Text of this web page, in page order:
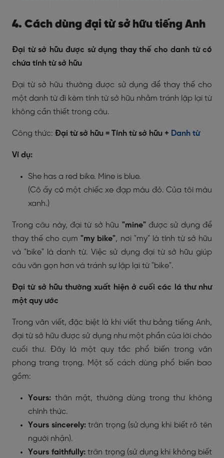
4. Cách dùng đại từ sở hữu tiếng Anh
Đại từ sở hữu được sử dụng thay thế cho danh từ có
chứa tính từ sở hữu
Đại từ sở hữu thường được sử dụng để thay thế cho
một danh từ đi kèm tính từ sở hữu nhằm tránh lặp lại từ
không cần thiết trong câu.
Công thức: Đại từ sở hữu = Tính từ sở hữu + Danh từ
Ví dụ:
She has a red bike. Mine is blue.
(Cô ấy có một chiếc xe đạp màu đỏ. Của tôi màu
xanh.)
Trong câu này, đại từ sở hữu "mine"được sử dụng để
thay thế cho cụm "my bike", nơi "my" là tính từ sở hữu
và "bike" là danh từ. Việc sử dụng đại từ sở hữu giúp
câu văn gọn hơn và tránh sự lặp lại từ "bike".
Đại từ sở hữu thường xuất hiện ở cuối các lá thư như
một quy ước
Trong văn viết, đặc biệt là khi viết thư bằng tiếng Anh,
đại từ sở hữu được sử dụng như một phần của lời chào
cuối thư. Đây là một quy tắc phổ biến trong văn
phong trang trọng. Một số cách dùng phổ biến bao
gồm:
Yours: thân mật, thường dùng trong thư không
chính thức.
Yours sincerely:trân trọng (sử dụng khi biết rõ tên
người nhận).
Yours faithfully:trân trọng (sử dụng khi không biết